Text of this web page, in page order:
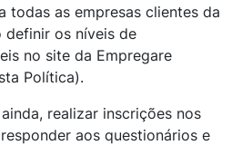
todas as empresas clientes da
definir os níveis de
no site da Empregare
Política).
realizar inscrições nos
aos questionários e